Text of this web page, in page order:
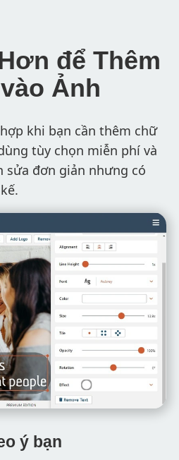
để Thêm
Ảnh
khi bạn cần thêm chữ
tùy chọn miễn phí và
đơn giản nhưng có
ý bạn